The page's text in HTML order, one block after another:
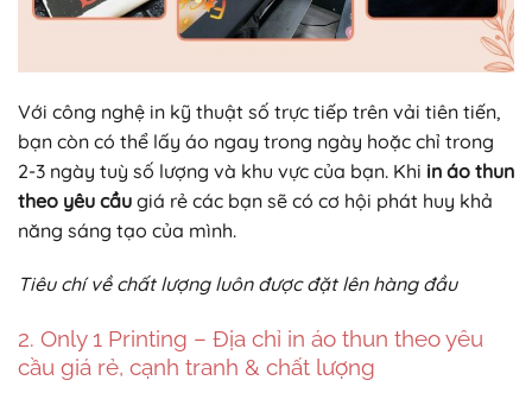
Với công nghệ in kỹ thuật số trực tiếp trên vải tiên tiến,
bạn còn có thể lấy áo ngay trong ngày hoặc chỉ trong
2-3 ngày tuỳ số lượng và khu vực của bạn. Khi in áo thun
theo yêu cầu giá rẻ các bạn sẽ có cơ hội phát huy khả
năng sáng tạo của mình.
Tiêu chí về chất lượng luôn được đặt lên hàng đầu
2. Only 1 Printing – Địa chỉ in áo thun theo yêu
cầu giá rẻ, cạnh tranh & chất lượng